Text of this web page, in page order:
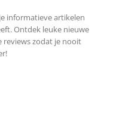
informatieve artikelen
Ontdek leuke nieuwe
reviews zodat je nooit